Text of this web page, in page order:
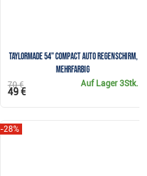
TaylorMade 54" Compact Auto Regenschirm,
mehrfarbig
Auf Lager3Stk.
70 €
49 €
-28%